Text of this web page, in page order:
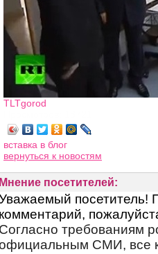
TLTgorod
вставка в блог
вернуться к новостям
Мнение посетителей: